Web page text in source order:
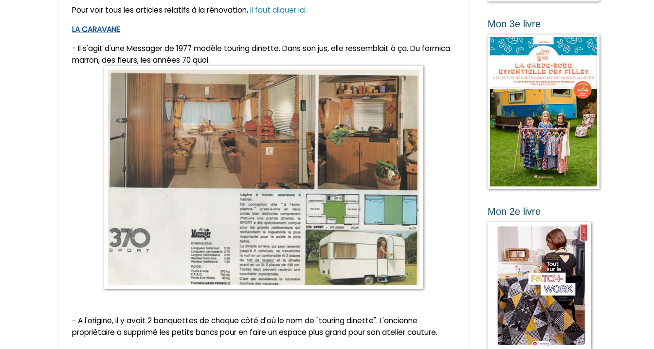
Pour voir tous les articles relatifs à la rénovation,il faut cliquer ici.
LA CARAVANE
- Il s'agit d'une Messager de 1977 modèle touring dinette. Dans son jus, elle ressemblait à ça. Du formica
marron, des fleurs, les années 70 quoi.
- A l'origine, il y avait 2 banquettes de chaque côté d'où le nom de "touring dinette". L'ancienne
propriétaire a supprimé les petits bancs pour en faire un espace plus grand pour son atelier couture.
Mon 3e livre
Mon 2e livre